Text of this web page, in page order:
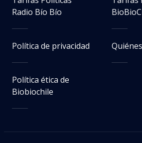
Radio Bío Bío
Política de privacidad
Política ética de
Biobiochile